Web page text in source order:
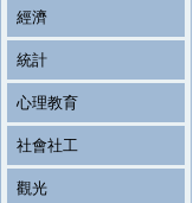
經濟
統計
心理教育
社會社工
觀光